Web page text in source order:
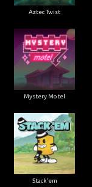
Aztec Twist
Mystery Motel
Stack'em